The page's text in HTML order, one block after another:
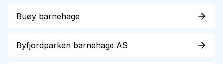
Buøy barnehage
Byfjordparken barnehage AS